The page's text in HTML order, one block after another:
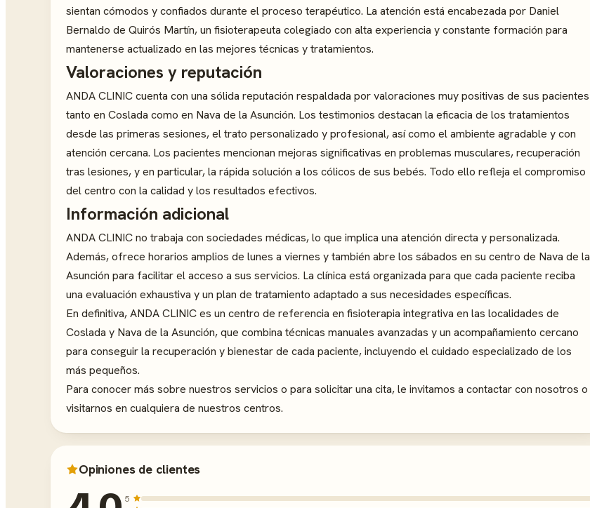
sientan cómodos y confiados durante el proceso terapéutico. La atención está encabezada por Daniel
Bernaldo de Quirós Martín, un fisioterapeuta colegiado con alta experiencia y constante formación para
mantenerse actualizado en las mejores técnicas y tratamientos.
Valoraciones y reputación
ANDA CLINIC cuenta con una sólida reputación respaldada por valoraciones muy positivas de sus pacientes
tanto en Coslada como en Nava de la Asunción. Los testimonios destacan la eficacia de los tratamientos
desde las primeras sesiones, el trato personalizado y profesional, así como el ambiente agradable y con
atención cercana. Los pacientes mencionan mejoras significativas en problemas musculares, recuperación
tras lesiones, y en particular, la rápida solución a los cólicos de sus bebés. Todo ello refleja el compromiso
del centro con la calidad y los resultados efectivos.
Información adicional
ANDA CLINIC no trabaja con sociedades médicas, lo que implica una atención directa y personalizada.
Además, ofrece horarios amplios de lunes a viernes y también abre los sábados en su centro de Nava de la
Asunción para facilitar el acceso a sus servicios. La clínica está organizada para que cada paciente reciba
una evaluación exhaustiva y un plan de tratamiento adaptado a sus necesidades específicas.
En definitiva, ANDA CLINIC es un centro de referencia en fisioterapia integrativa en las localidades de
Coslada y Nava de la Asunción, que combina técnicas manuales avanzadas y un acompañamiento cercano
para conseguir la recuperación y bienestar de cada paciente, incluyendo el cuidado especializado de los
más pequeños.
Para conocer más sobre nuestros servicios o para solicitar una cita, le invitamos a contactar con nosotros o
visitarnos en cualquiera de nuestros centros.
Opiniones de clientes
5